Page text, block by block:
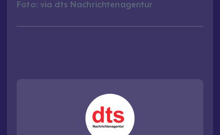
Foto: via dts Nachrichtenagentur